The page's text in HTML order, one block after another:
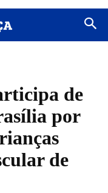
de
por
de